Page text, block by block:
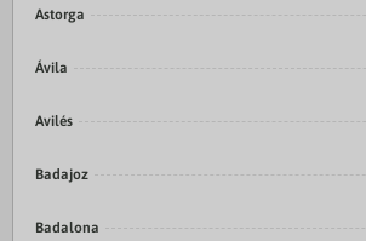
Astorga
Ávila
Avilés
Badajoz
Badalona